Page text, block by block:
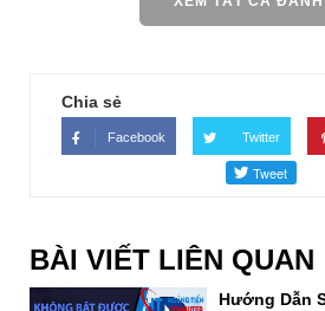
Chia sẻ
Facebook Twitter
BÀI VIẾT LIÊN QUAN
Hướng Dẫn